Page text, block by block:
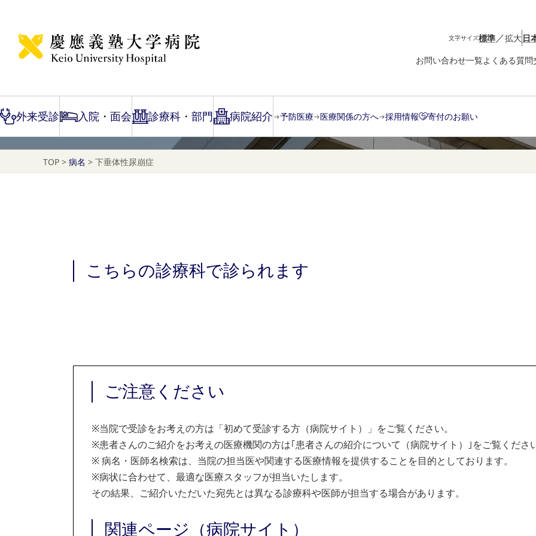
文字サイズ標準／拡大日
お問い合わせ一覧よくある質問
外来受診 入院・面会 診療科・部門 病院紹介 予防医療 医療関係の方へ 採用情報 寄付のお願い
Disease Name Search
TOP > 病名 > 下垂体性尿崩症
こちらの診療科で診られます
ご注意ください
※当院で受診をお考えの方は「初めて受診する方（病院サイト）」をご覧ください。
※患者さんのご紹介をお考えの医療機関の方は｢患者さんの紹介について（病院サイト）｣をご覧くださ
※病名・医師名検索は、当院の担当医や関連する医療情報を提供することを目的としております。
※病状に合わせて、最適な医療スタッフが担当いたします。
その結果、ご紹介いただいた宛先とは異なる診療科や医師が担当する場合があります。
関連ページ（病院サイト）